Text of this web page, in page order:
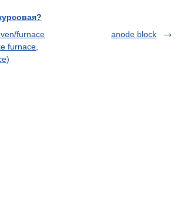
furnace
furnace,
anode block